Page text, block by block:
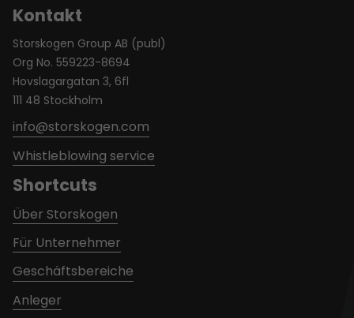
Kontakt
Storskogen Group AB (publ)
Org No. 559223-8694
Hovslagargatan 3, 6fl
111 48 Stockholm
info@storskogen.com
Whistleblowing service
Shortcuts
Über Storskogen
Für Unternehmer
Geschäftsbereiche
Anleger